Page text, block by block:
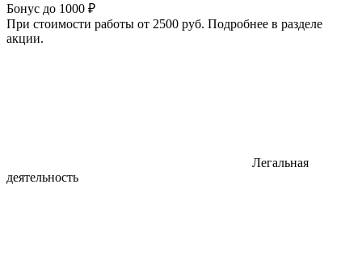
Бонус до 1000 ₽
При стоимости работы от 2500 руб. Подробнее в разделе
акции.
Легальная
деятельность